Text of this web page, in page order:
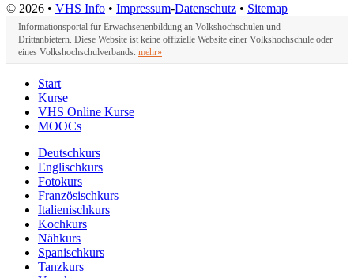
© 2026 • VHS Info • Impressum-Datenschutz • Sitemap
Informationsportal für Erwachsenenbildung an Volkshochschulen und
Drittanbietern. Diese Website ist keine offizielle Website einer Volkshochschule oder
eines Volkshochschulverbands. mehr»
Start
Kurse
VHS Online Kurse
MOOCs
Deutschkurs
Englischkurs
Fotokurs
Französischkurs
Italienischkurs
Kochkurs
Nähkurs
Spanischkurs
Tanzkurs